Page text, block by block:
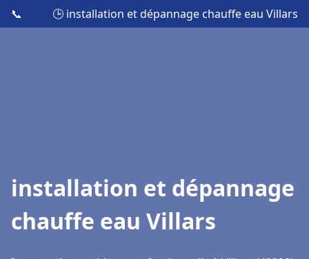
📞 🕒 installation et dépannage chauffe eau Villars
installation et dépannage
chauffe eau Villars